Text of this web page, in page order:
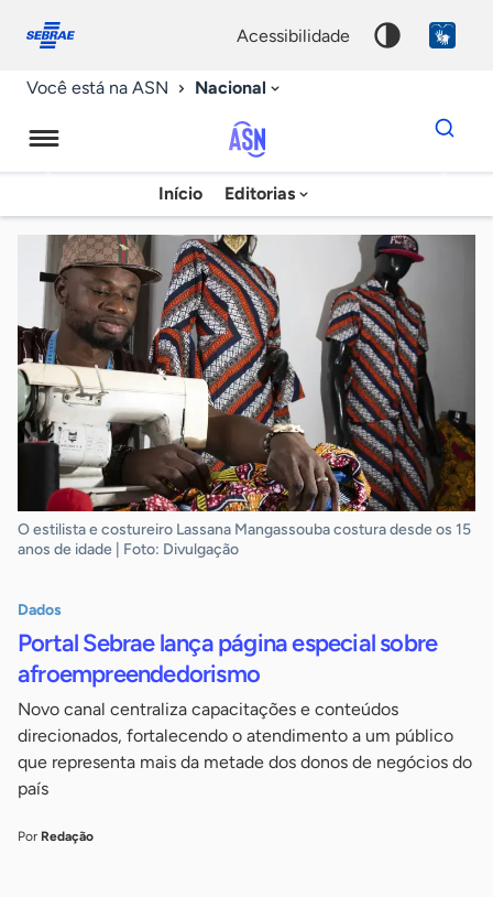
conosco
acessibilidade
Você está na ASN Nacional
Agência
Sebrae
de
Notícias
Início Editorias
Dados
para
chave
O estilista e costureiro Lassana Mangassouba costura desde os 15
anos de idade | Foto: Divulgação
Dados
Portal Sebrae lança página especial sobre
afroempreendedorismo
Novo canal centraliza capacitações e conteúdos
direcionados, fortalecendo o atendimento a um público
que representa mais da metade dos donos de negócios do
país
Por Redação